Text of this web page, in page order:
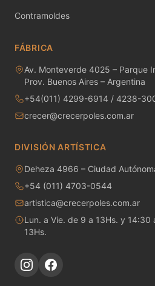
MAYCO RAKU GLAZES
MAYCO RAPID ROLL
MAYCO SNOW GEMS
MAYCO SPECIALTY
MAYCO STROKE & COAT
Metales preciosos y
Moldes de yeso
Contramoldes
FÁBRICA
Av. Monteverde 4025 – Parque
Prov. Buenos Aires – Argentina
+54(011) 4299-6914 / 4238-
crecer@crecerpoles.com.ar
DIVISIÓN ARTÍSTICA
Deheza 4966 – Ciudad
+54 (011) 4703-0544
artistica@crecerpoles.com.ar
Lun. a Vie. de 9 a 13Hs. y
13Hs.